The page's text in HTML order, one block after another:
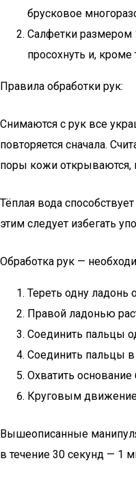
брусковое
Салфетки размером
просохнуть и,
Правила обработки рук:
Снимаются с рук все
повторяется сначала.
поры кожи открываются,
Тёплая вода
этим следует избегать
Обработка рук —
Тереть одну
Правой ладонью
Соединить пальцы
Соединить пальцы в
Охватить
Круговым
Вышеописанные
в течение 30 секунд — 1